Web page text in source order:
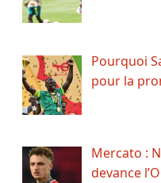
Pourquoi
pour la
Mercato :
devance